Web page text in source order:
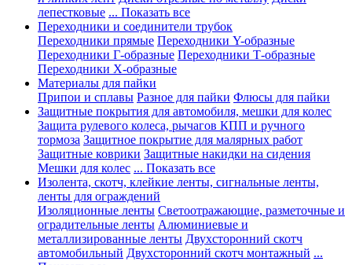
лепестковые ... Показать все
Переходники и соединители трубок
Переходники прямые Переходники Y-образные
Переходники Г-образные Переходники Т-образные
Переходники Х-образные
Материалы для пайки
Припои и сплавы Разное для пайки Флюсы для пайки
Защитные покрытия для автомобиля, мешки для колес
Защита рулевого колеса, рычагов КПП и ручного
тормоза Защитное покрытие для малярных работ
Защитные коврики Защитные накидки на сидения
Мешки для колес ... Показать все
Изолента, скотч, клейкие ленты, сигнальные ленты,
ленты для ограждений
Изоляционные ленты Светоотражающие, разметочные и
оградительные ленты Алюминиевые и
металлизированные ленты Двухсторонний скотч
автомобильный Двухсторонний скотч монтажный ...